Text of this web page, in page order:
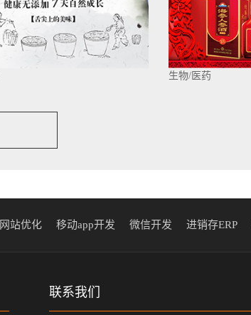
生物/医药
网站优化 移动app开发 微信开发 进销存ERP
联系我们